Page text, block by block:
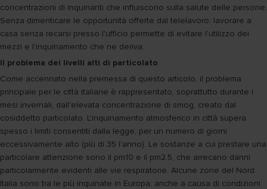
concentrazioni di inquinanti che influiscono sulla salute delle persone.
Senza dimenticare le opportunità offerte dal telelavoro: lavorare a
casa senza recarsi presso l'ufficio permette di evitare l'utilizzo dei
mezzi e l'inquinamento che ne deriva.
Il problema dei livelli alti di particolato
Come accennato nella premessa di questo articolo, il problema
principale per le città italiane è rappresentato, soprattutto durante i
mesi invernali, dall'elevata concentrazione di smog, creato dal
cosiddetto particolato. L'inquinamento atmosferico in città supera
spesso i limiti consentiti dalla legge, per un numero di giorni
eccessivamente alto (più di 35 l'anno). Le sostanze a cui prestare una
particolare attenzione sono il pm10 e il pm2.5, che arrecano danni
particolarmente evidenti alle vie respiratorie. Alcune zone del Nord
Italia sono tra le più inquinate in Europa, anche a causa di condizioni